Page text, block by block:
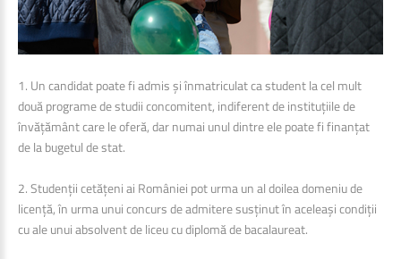
1. Un candidat poate fi admis și înmatriculat ca student la cel mult
două programe de studii concomitent, indiferent de instituțiile de
învățământ care le oferă, dar numai unul dintre ele poate fi finanțat
de la bugetul de stat.
2. Studenții cetățeni ai României pot urma un al doilea domeniu de
licență, în urma unui concurs de admitere susținut în aceleași condiții
cu ale unui absolvent de liceu cu diplomă de bacalaureat.